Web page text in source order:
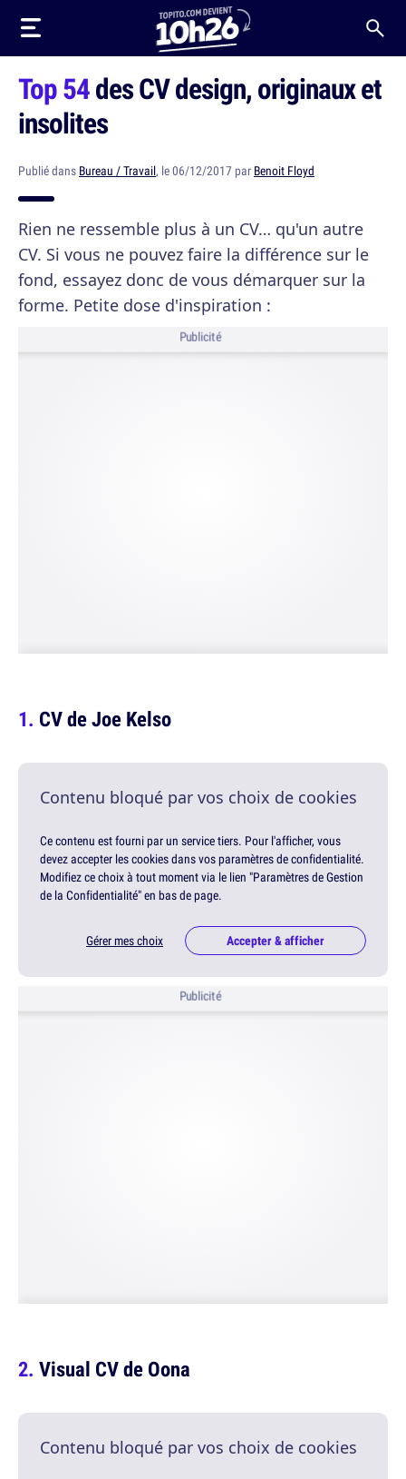
Top 54des CV design, originaux et
insolites
Publié dans Bureau / Travail, le 06/12/2017 par Benoit Floyd
Rien ne ressemble plus à un CV… qu'un autre
CV. Si vous ne pouvez faire la différence sur le
fond, essayez donc de vous démarquer sur la
forme. Petite dose d'inspiration :
Publicité
CV de Joe Kelso
Contenu bloqué par vos choix de cookies
Ce contenu est fourni par un service tiers. Pour l'afficher, vous
devez accepter les cookies dans vos paramètres de confidentialité.
Modifiez ce choix à tout moment via le lien "Paramètres de Gestion
de la Confidentialité" en bas de page.
Gérer mes choix Accepter & afficher
Publicité
Visual CV de Oona
Contenu bloqué par vos choix de cookies